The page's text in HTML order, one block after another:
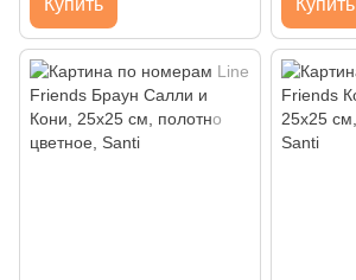
Купить Купить